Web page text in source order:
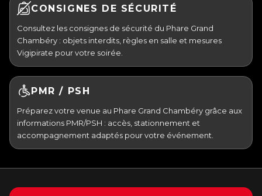
CONSIGNES DE SÉCURITÉ
Consultez les consignes de sécurité du Phare Grand
Chambéry : objets interdits, règles en salle et mesures
Vigipirate pour votre soirée.
PMR / PSH
Préparez votre venue au Phare Grand Chambéry grâce aux
informations PMR/PSH : accès, stationnement et
accompagnement adaptés pour votre événement.